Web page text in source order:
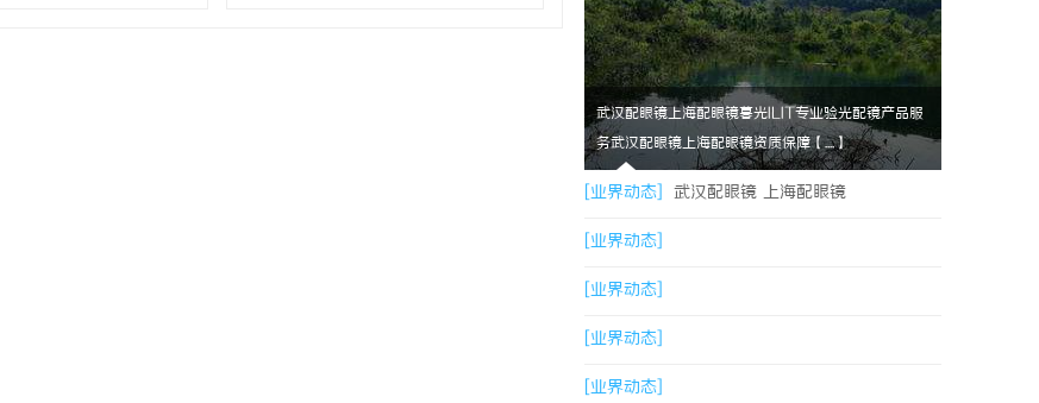
武汉配眼镜上海配眼镜暮光ILIT专业验光配镜产品服
务武汉配眼镜上海配眼镜资质保障【....】
[业界动态] 武汉配眼镜 上海配眼镜
[业界动态]
[业界动态]
[业界动态]
[业界动态]